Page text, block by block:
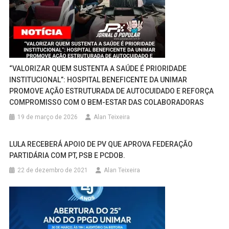
“VALORIZAR QUEM SUSTENTA A SAÚDE É PRIORIDADE
INSTITUCIONAL”: HOSPITAL BENEFICENTE DA UNIMAR
PROMOVE AÇÃO ESTRUTURADA DE AUTOCUIDADO E REFORÇA
COMPROMISSO COM O BEM-ESTAR DAS COLABORADORAS
19 de março de 2026 Alan Teixeira
LULA RECEBERÁ APOIO DE PV QUE APROVA FEDERAÇÃO
PARTIDÁRIA COM PT, PSB E PCDOB.
22 de dezembro de 2021 Alan Teixeira